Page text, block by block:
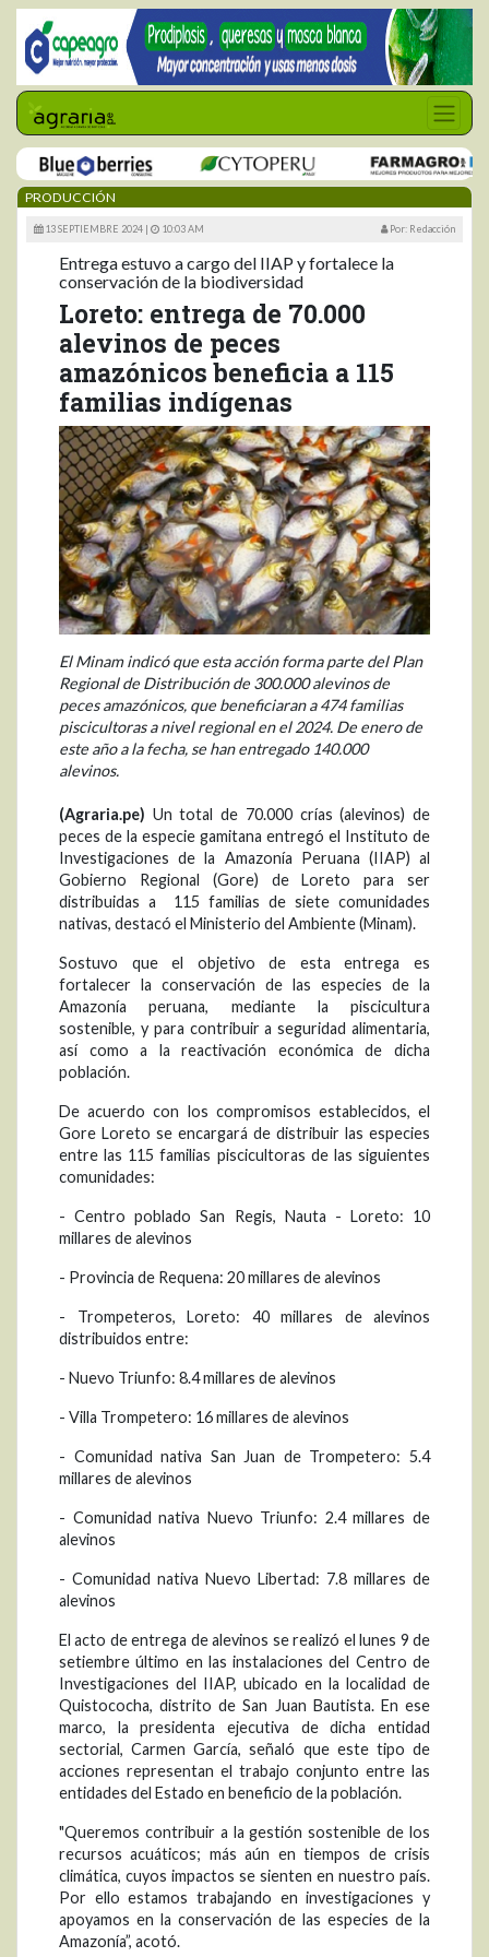
PRODUCCIÓN
13 SEPTIEMBRE 2024 | 10:03 AM Por: Redacción
Entrega estuvo a cargo del IIAP y fortalece la
conservación de la biodiversidad
Loreto: entrega de 70.000
alevinos de peces
amazónicos beneficia a 115
familias indígenas
El Minam indicó que esta acción forma parte del Plan
Regional de Distribución de 300.000 alevinos de
peces amazónicos, que beneficiaran a 474 familias
piscicultoras a nivel regional en el 2024. De enero de
este año a la fecha, se han entregado 140.000
alevinos.
(Agraria.pe) Un total de 70.000 crías (alevinos) de
peces de la especie gamitana entregó el Instituto de
Investigaciones de la Amazonía Peruana (IIAP) al
Gobierno Regional (Gore) de Loreto para ser
distribuidas a 115 familias de siete comunidades
nativas, destacó el Ministerio del Ambiente (Minam).
Sostuvo que el objetivo de esta entrega es
fortalecer la conservación de las especies de la
Amazonía peruana, mediante la piscicultura
sostenible, y para contribuir a seguridad alimentaria,
así como a la reactivación económica de dicha
población.
De acuerdo con los compromisos establecidos, el
Gore Loreto se encargará de distribuir las especies
entre las 115 familias piscicultoras de las siguientes
comunidades:
- Centro poblado San Regis, Nauta - Loreto: 10
millares de alevinos
- Provincia de Requena: 20 millares de alevinos
- Trompeteros, Loreto: 40 millares de alevinos
distribuidos entre:
- Nuevo Triunfo: 8.4 millares de alevinos
- Villa Trompetero: 16 millares de alevinos
- Comunidad nativa San Juan de Trompetero: 5.4
millares de alevinos
- Comunidad nativa Nuevo Triunfo: 2.4 millares de
alevinos
- Comunidad nativa Nuevo Libertad: 7.8 millares de
alevinos
El acto de entrega de alevinos se realizó el lunes 9 de
setiembre último en las instalaciones del Centro de
Investigaciones del IIAP, ubicado en la localidad de
Quistococha, distrito de San Juan Bautista. En ese
marco, la presidenta ejecutiva de dicha entidad
sectorial, Carmen García, señaló que este tipo de
acciones representan el trabajo conjunto entre las
entidades del Estado en beneficio de la población.
"Queremos contribuir a la gestión sostenible de los
recursos acuáticos; más aún en tiempos de crisis
climática, cuyos impactos se sienten en nuestro país.
Por ello estamos trabajando en investigaciones y
apoyamos en la conservación de las especies de la
Amazonía”, acotó.